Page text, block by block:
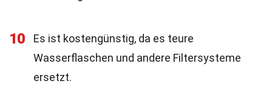
10
Es ist kostengünstig, da es teure
Wasserflaschen und andere Filtersysteme
ersetzt.